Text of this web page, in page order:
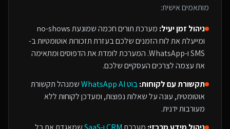
מותאמים אישית:
ניהול זמן יעיל:
מערכת תורים חכמה שמונעת no-shows
ומייעלת את לוח הזמנים שלכם בעזרת תזכורות אוטומטיות ב-
SMS ו-WhatsApp. המערכת לומדת את הדפוסים ומתאימה
את עצמה לצרכים העסקיים שלכם.
תקשורת עם לקוחות:בוט WhatsApp AI
שמנהל תקשורת
אוטומטית, עונה על שאלות נפוצות, ומעדכן לקוחות ללא
מעורבות ידנית.